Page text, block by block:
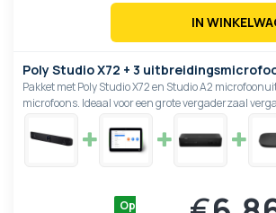
IN
Poly Studio X72 + 3
Pakket met Poly Studio X72 en Studio A2
microfoons. Ideaal voor een grote vergaderzaal
Op